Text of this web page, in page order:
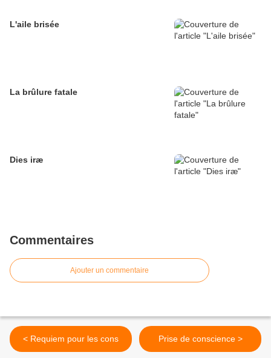
L'aile brisée
La brûlure fatale
Dies iræ
Commentaires
Ajouter un commentaire
< Requiem pour les cons Prise de conscience >